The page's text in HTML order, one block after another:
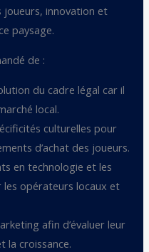
innovation et
paysage.
de :
du cadre légal car il
local.
culturelles pour
d’achat des joueurs.
en technologie et les
les opérateurs locaux et
afin d’évaluer leur
la croissance.